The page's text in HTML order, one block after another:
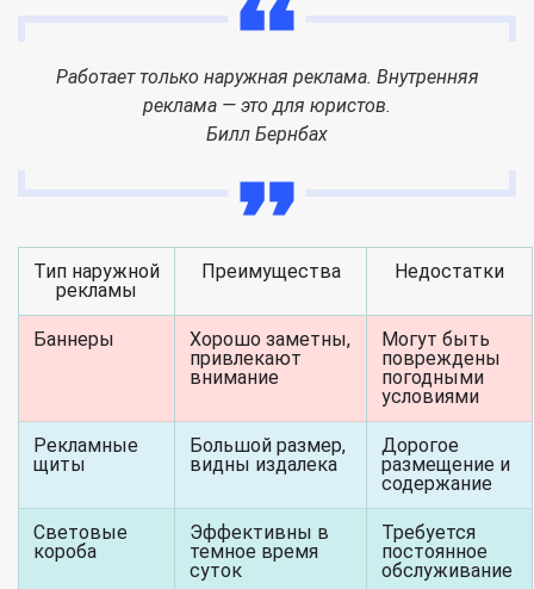
Работает только наружная реклама. Внутренняя
реклама — это для юристов.
Билл Бернбах
Тип наружной
рекламы
Преимущества Недостатки
Баннеры
Хорошо заметны,
привлекают
внимание
Могут быть
повреждены
погодными
условиями
Рекламные
щиты
Большой размер,
видны издалека
Дорогое
размещение и
содержание
Световые
короба
Эффективны в
темное время
суток
Требуется
постоянное
обслуживание